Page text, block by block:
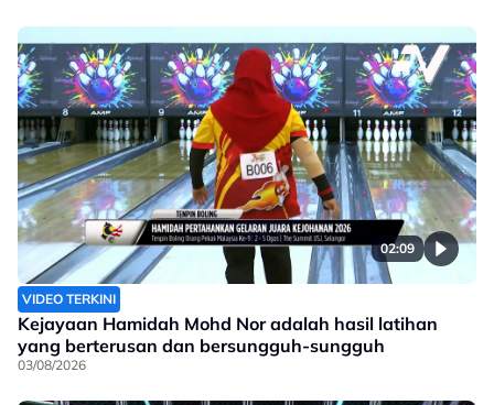
02:09
VIDEO TERKINI
Kejayaan Hamidah Mohd Nor adalah hasil latihan
yang berterusan dan bersungguh-sungguh
03/08/2026